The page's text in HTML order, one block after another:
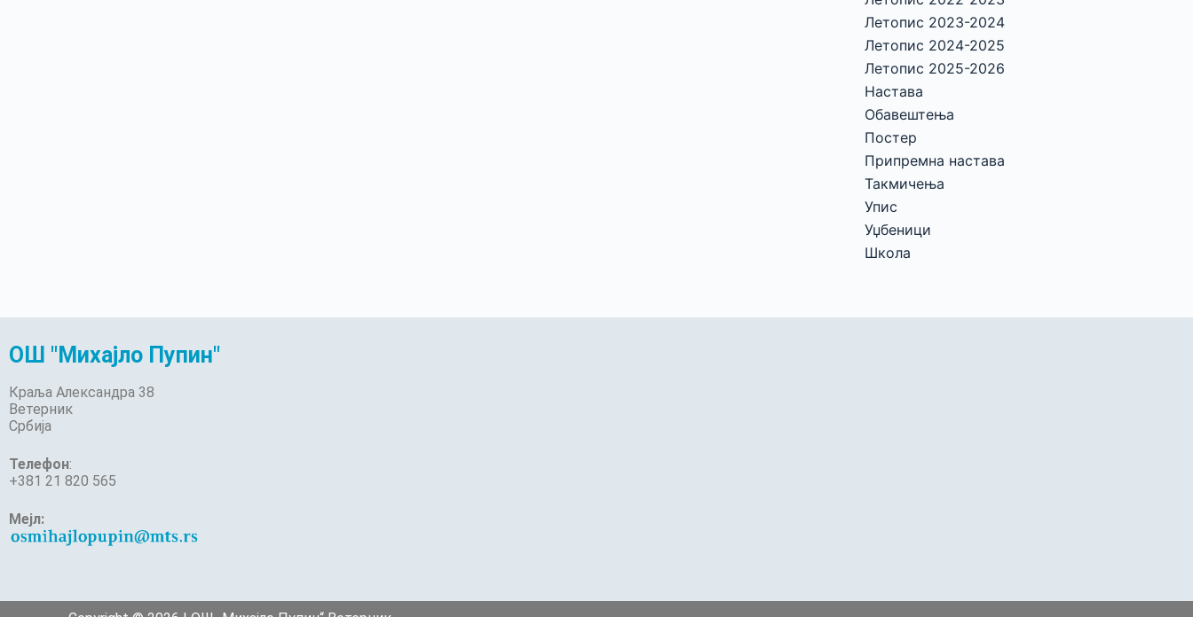
Летопис 2023-2024
Летопис 2024-2025
Летопис 2025-2026
Настава
Обавештења
Постер
Припремна настава
Такмичења
Упис
Уџбеници
Школа
ОШ "Михајло Пупин"
Краља Александра 38
Ветерник
Србија
Телефон:
+381 21 820 565
Мејл: